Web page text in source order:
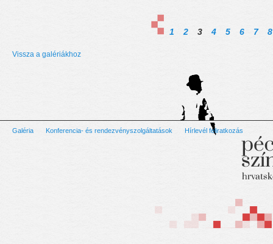
1 2 3 4 5 6 7 8
Vissza a galériákhoz
Galéria Konferencia- és rendezvényszolgáltatások Hírlevél feliratkozás